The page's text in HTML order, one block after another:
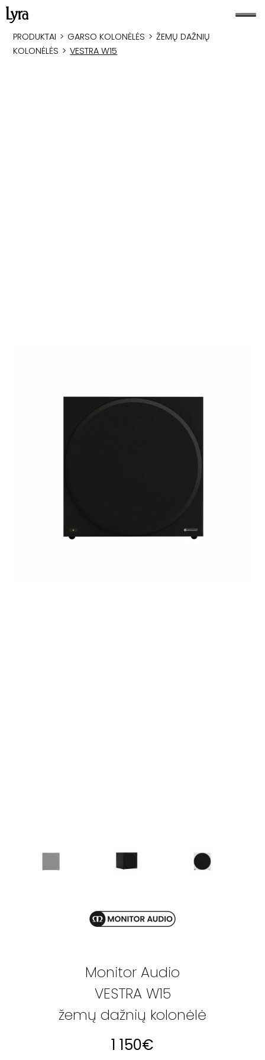
PRODUKTAI > GARSO KOLONĖLĖS > ŽEMŲ DAŽNIŲ
KOLONĖLĖS > VESTRA W15
Monitor Audio
VESTRA W15
žemų dažnių kolonėlė
1 150€